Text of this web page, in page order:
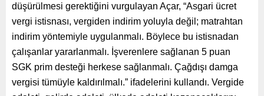
düşürülmesi gerektiğini vurgulayan Açar, “Asgari ücret
vergi istisnası, vergiden indirim yoluyla değil; matrahtan
indirim yöntemiyle uygulanmalı. Böylece bu istisnadan
çalışanlar yararlanmalı. İşverenlere sağlanan 5 puan
SGK prim desteği herkese sağlanmalı. Çağdışı damga
vergisi tümüyle kaldırılmalı.” ifadelerini kullandı. Vergide